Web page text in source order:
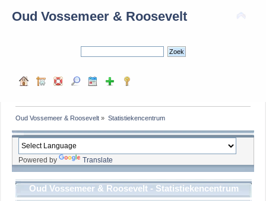
Oud Vossemeer & Roosevelt
Oud Vossemeer & Roosevelt » Statistiekencentrum
Powered by Translate
Oud Vossemeer & Roosevelt - Statistiekencentrum